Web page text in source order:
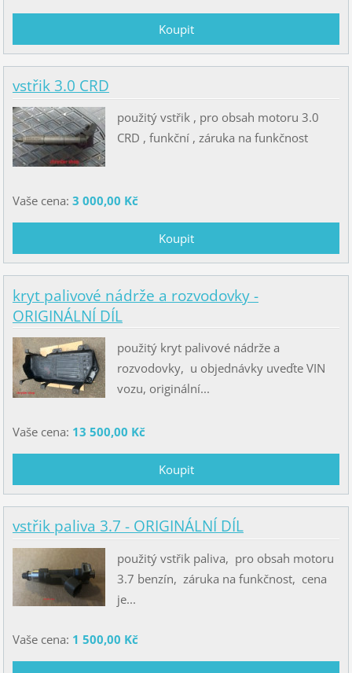
vstřik 3.0 CRD
použitý vstřik , pro obsah motoru 3.0
CRD , funkční , záruka na funkčnost
Vaše cena: 3 000,00 Kč
kryt palivové nádrže a rozvodovky -
ORIGINÁLNÍ DÍL
použitý kryt palivové nádrže a
rozvodovky, u objednávky uveďte VIN
vozu, originální...
Vaše cena: 13 500,00 Kč
vstřik paliva 3.7 - ORIGINÁLNÍ DÍL
použitý vstřik paliva, pro obsah motoru
3.7 benzín, záruka na funkčnost, cena
je...
Vaše cena: 1 500,00 Kč